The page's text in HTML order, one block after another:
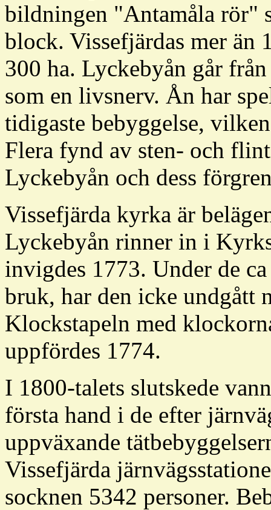
bildningen "Antamåla rör"
block. Vissefjärdas mer än
300 ha. Lyckebyån går
som en livsnerv. Ån har
tidigaste bebyggelse,
Flera fynd av sten- och
Lyckebyån och dess
Vissefjärda kyrka är
Lyckebyån rinner in i
invigdes 1773. Under de
bruk, har den icke undgått
Klockstapeln med
uppfördes 1774.
I 1800-talets slutskede
första hand i de efter
uppväxande
Vissefjärda
socknen 5342 personer.